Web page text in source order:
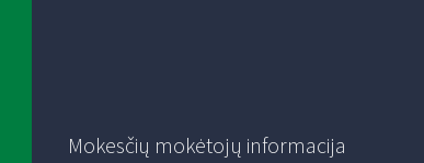
Mokesčių mokėtojų informacija